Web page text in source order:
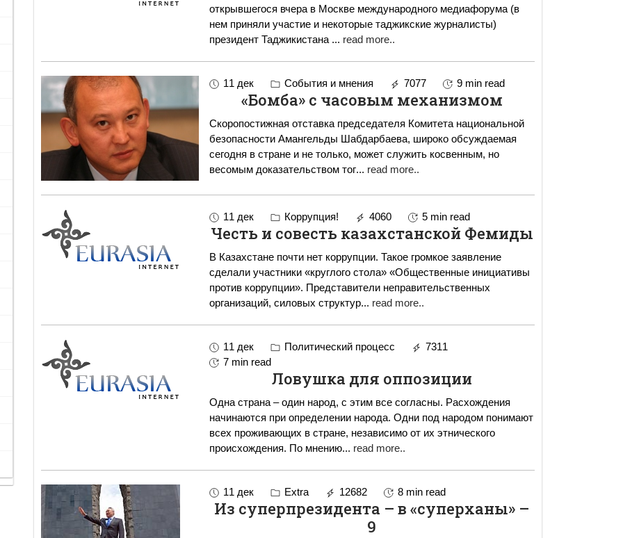
открывшегося вчера в Москве международного медиафорума (в
нем приняли участие и некоторые таджикские журналисты)
президент Таджикистана ... read more..
11 дек События и мнения 7077 9 min read
«Бомба» с часовым механизмом
Скоропостижная отставка председателя Комитета национальной
безопасности Амангельды Шабдарбаева, широко обсуждаемая
сегодня в стране и не только, может служить косвенным, но
весомым доказательством тог... read more..
11 дек Коррупция! 4060 5 min read
Честь и совесть казахстанской Фемиды
В Казахстане почти нет коррупции. Такое громкое заявление
сделали участники «круглого стола» «Общественные инициативы
против коррупции». Представители неправительственных
организаций, силовых структур... read more..
11 дек Политический процесс
7311
7 min read
Ловушка для оппозиции
Одна страна – один народ, с этим все согласны. Расхождения
начинаются при определении народа. Одни под народом понимают
всех проживающих в стране, независимо от их этнического
происхождения. По мнению... read more..
11 дек Extra 12682 8 min read
Из суперпрезидента – в «суперханы» –
9